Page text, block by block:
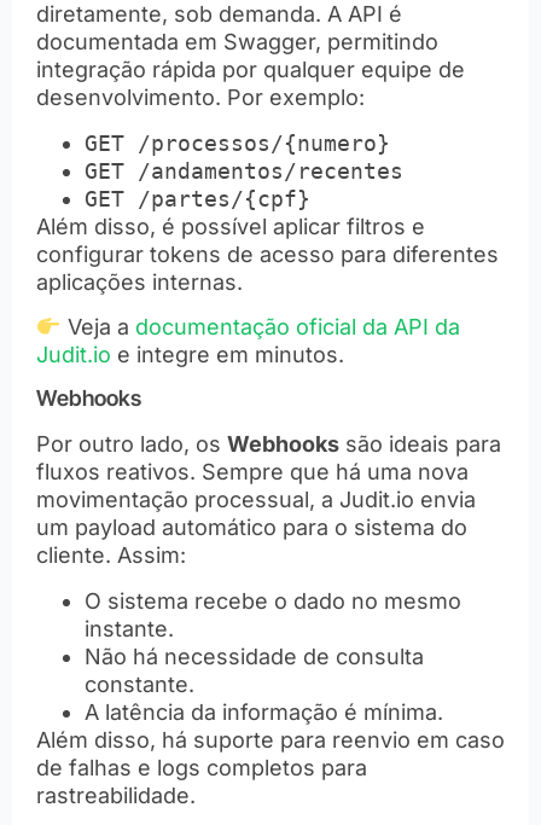
diretamente, sob demanda. A API é
documentada em Swagger, permitindo
integração rápida por qualquer equipe de
desenvolvimento. Por exemplo:
GET /processos/{numero}
GET /andamentos/recentes
GET /partes/{cpf}
Além disso, é possível aplicar filtros e
configurar tokens de acesso para diferentes
aplicações internas.
Veja a documentação oficial da API da
Judit.io e integre em minutos.
Webhooks
Por outro lado, os Webhooks são ideais para
fluxos reativos. Sempre que há uma nova
movimentação processual, a Judit.io envia
um payload automático para o sistema do
cliente. Assim:
O sistema recebe o dado no mesmo
instante.
Não há necessidade de consulta
constante.
A latência da informação é mínima.
Além disso, há suporte para reenvio em caso
de falhas e logs completos para
rastreabilidade.